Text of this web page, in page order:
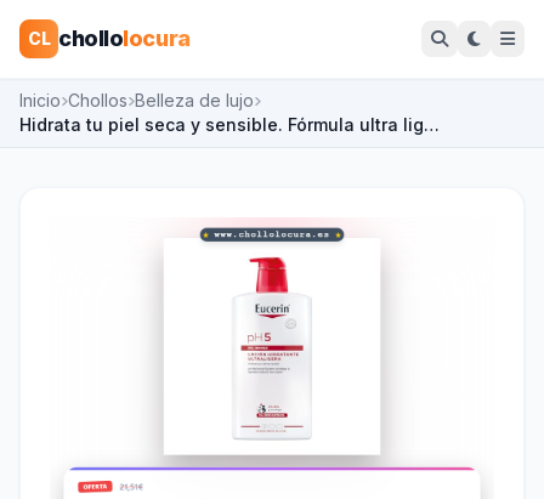
CL chollolocura
Inicio Chollos Belleza de lujo
Hidrata tu piel seca y sensible. Fórmula ultra lig…